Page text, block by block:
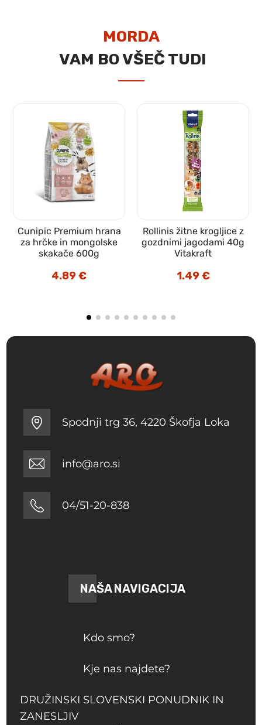
MORDA
VAM BO VŠEČ TUDI
Cunipic Premium hrana
za hrčke in mongolske
skakače 600g
4.89€
Rollinis žitne krogljice z
gozdnimi jagodami 40g
Vitakraft
1.49€
Spodnji trg 36, 4220 Škofja Loka
info@aro.si
04/51-20-838
NAŠA NAVIGACIJA
Kdo smo?
Kje nas najdete?
DRUŽINSKI SLOVENSKI PONUDNIK IN
ZANESLJIV